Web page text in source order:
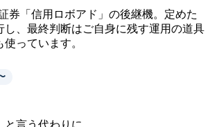
券「信用ロボアド」の後継機。定めた
し、最終判断はご自身に残す運用の道具
っています。
と言う代わりに、